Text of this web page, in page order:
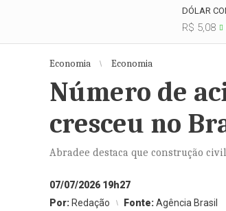
DÓLAR
R$ 5,08
Economia Economia
Número de
cresceu no
Abradee destaca que construção
07/07/2026 19h27
Por: Redação Fonte:Agência Brasil